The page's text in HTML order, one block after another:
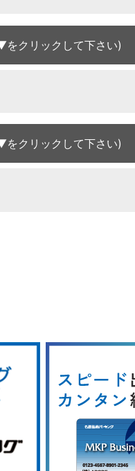
クリックして下さい)
クリックして下さい)